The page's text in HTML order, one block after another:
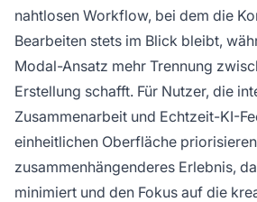
nahtlosen Workflow, bei dem die
Bearbeiten stets im Blick bleibt,
Modal-Ansatz mehr Trennung
Erstellung schafft. Für Nutzer, die
Zusammenarbeit und Echtzeit-KI-
einheitlichen Oberfläche
zusammenhängenderes Erlebnis,
minimiert und den Fokus auf die